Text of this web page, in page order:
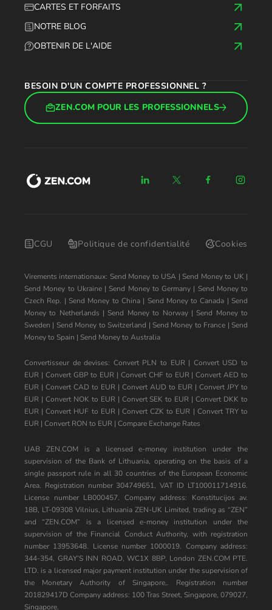
CARTES ET FORFAITS
NOTRE BLOG
OBTENIR DE L'AIDE
BESOIN D'UN COMPTE PROFESSIONNEL ?
ZEN.COM POUR LES PROFESSIONNELS
CGU Politique de confidentialité Cookies
Virements internationaux: Send Money to USA | Send Money to UK |
Send Money to Ukraine| Send Money to Germany | Send Money to
Czech Rep. | Send Money to China| Send Money to Canada | Send
Money to Netherlands | Send Money to Norway| Send Money to
Sweden | Send Money to Switzerland | Send Money to France | Send
Money to Spain | Send Money to Australia
Convertisseur de devises: Convert PLN to EUR| Convert USD to
EUR | Convert GBP to EUR |Convert CHF to EUR|Convert AED to
EUR | Convert CAD to EUR | Convert AUD to EUR | Convert JPY to
EUR | Convert NOK to EUR| Convert SEK to EUR |Convert DKK to
EUR |Convert HUF to EUR|Convert CZK to EUR | Convert TRY to
EUR | Convert RON to EUR | Compare Exchange Rates
UAB ZEN.COM is a licensed e-money institution under the
supervision of the Bank of Lithuania, operating on the basis of a
single passport rule in all 30 countries of the European Economic
Area. Registration number 304749651, VAT ID LT100011714916.
License number LB000457. Company address: Konstitucijos av.
18B, LT-09308 Vilnius, Lithuania ZEN-UK Limited, trading as “ZEN”
and “ZEN.COM” is a licensed e-money institution under the
supervision of the Financial Conduct Authority, with registration
number 13953648. License number 1000019. Company address:
344-354, GRAY’S INN ROAD, WC1X 8BP, London ZEN.COM PTE.
LTD. is a licensed major payment institution under the supervision of
the Monetary Authority of Singapore,. Registration number
201829417D Company address: 100 Tras Street, Singapore, 079027,
Singapore.